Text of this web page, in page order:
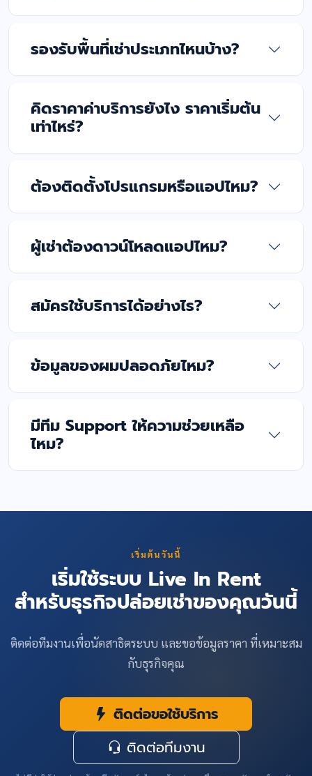
รองรับพื้นที่เช่าประเภทไหนบ้าง?
คิดราคาค่าบริการยังไง ราคาเริ่มต้น
เท่าไหร่?
ต้องติดตั้งโปรแกรมหรือแอปไหม?
ผู้เช่าต้องดาวน์โหลดแอปไหม?
สมัครใช้บริการได้อย่างไร?
ข้อมูลของผมปลอดภัยไหม?
มีทีม Support ให้ความช่วยเหลือ
ไหม?
เริ่มต้นวันนี้
เริ่มใช้ระบบ Live In Rent
สำหรับธุรกิจปล่อยเช่าของคุณวันนี้
ติดต่อทีมงานเพื่อนัดสาธิตระบบ และขอข้อมูลราคา ที่เหมาะสม
กับธุรกิจคุณ
ติดต่อขอใช้บริการ
ติดต่อทีมงาน